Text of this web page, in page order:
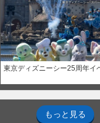
東京ディズニーシー25周年イ
もっと見る